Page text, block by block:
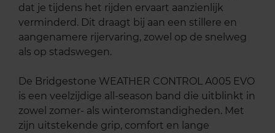
dat je tijdens het rijden ervaart aanzienlijk
verminderd. Dit draagt bij aan een stillere en
aangenamere rijervaring, zowel op de snelweg
als op stadswegen.
De Bridgestone WEATHER CONTROL A005 EVO
is een veelzijdige all-season band die uitblinkt in
zowel zomer- als winteromstandigheden. Met
zijn uitstekende grip, comfort en lange